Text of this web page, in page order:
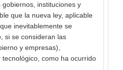
instituciones y
que la nueva ley, aplicable
inevitablemente se
si se consideran las
y empresas),
como ha ocurrido